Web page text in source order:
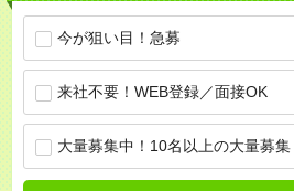
今が狙い目！急募
来社不要！WEB登録／面接OK
大量募集中！10名以上の大量募集